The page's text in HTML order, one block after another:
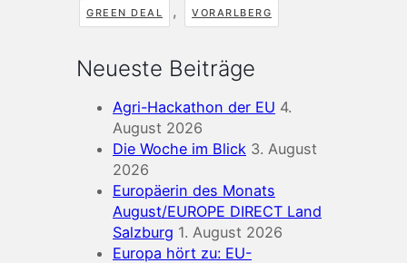
GREEN DEAL , VORARLBERG
Neueste Beiträge
Agri-Hackathon der EU 4.
August 2026
Die Woche im Blick 3. August
2026
Europäerin des Monats
August/EUROPE DIRECT Land
Salzburg 1. August 2026
Europa hört zu: EU-